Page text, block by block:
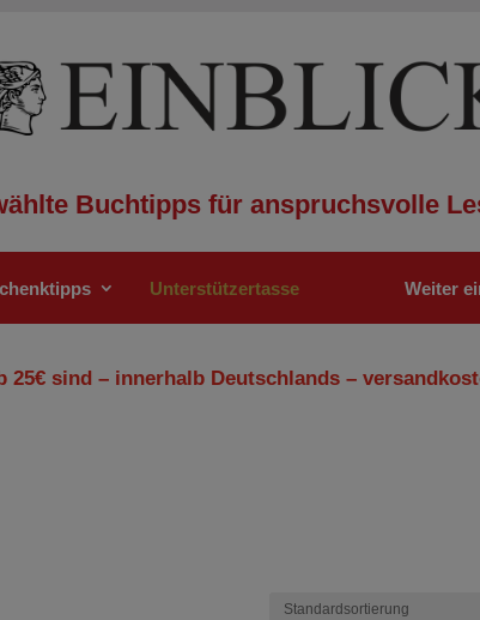
Buchtipps für anspruchsvolle
Unterstützertasse Weiter
25€ sind – innerhalb Deutschlands –